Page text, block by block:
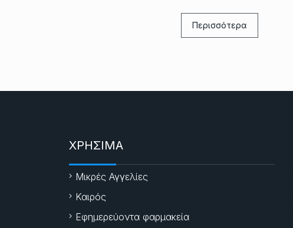
Περισσότερα
ΧΡΗΣΙΜΑ
Μικρές Αγγελίες
Καιρός
Εφημερεύοντα φαρμακεία